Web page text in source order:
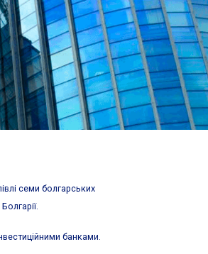
семи болгарських
банками.